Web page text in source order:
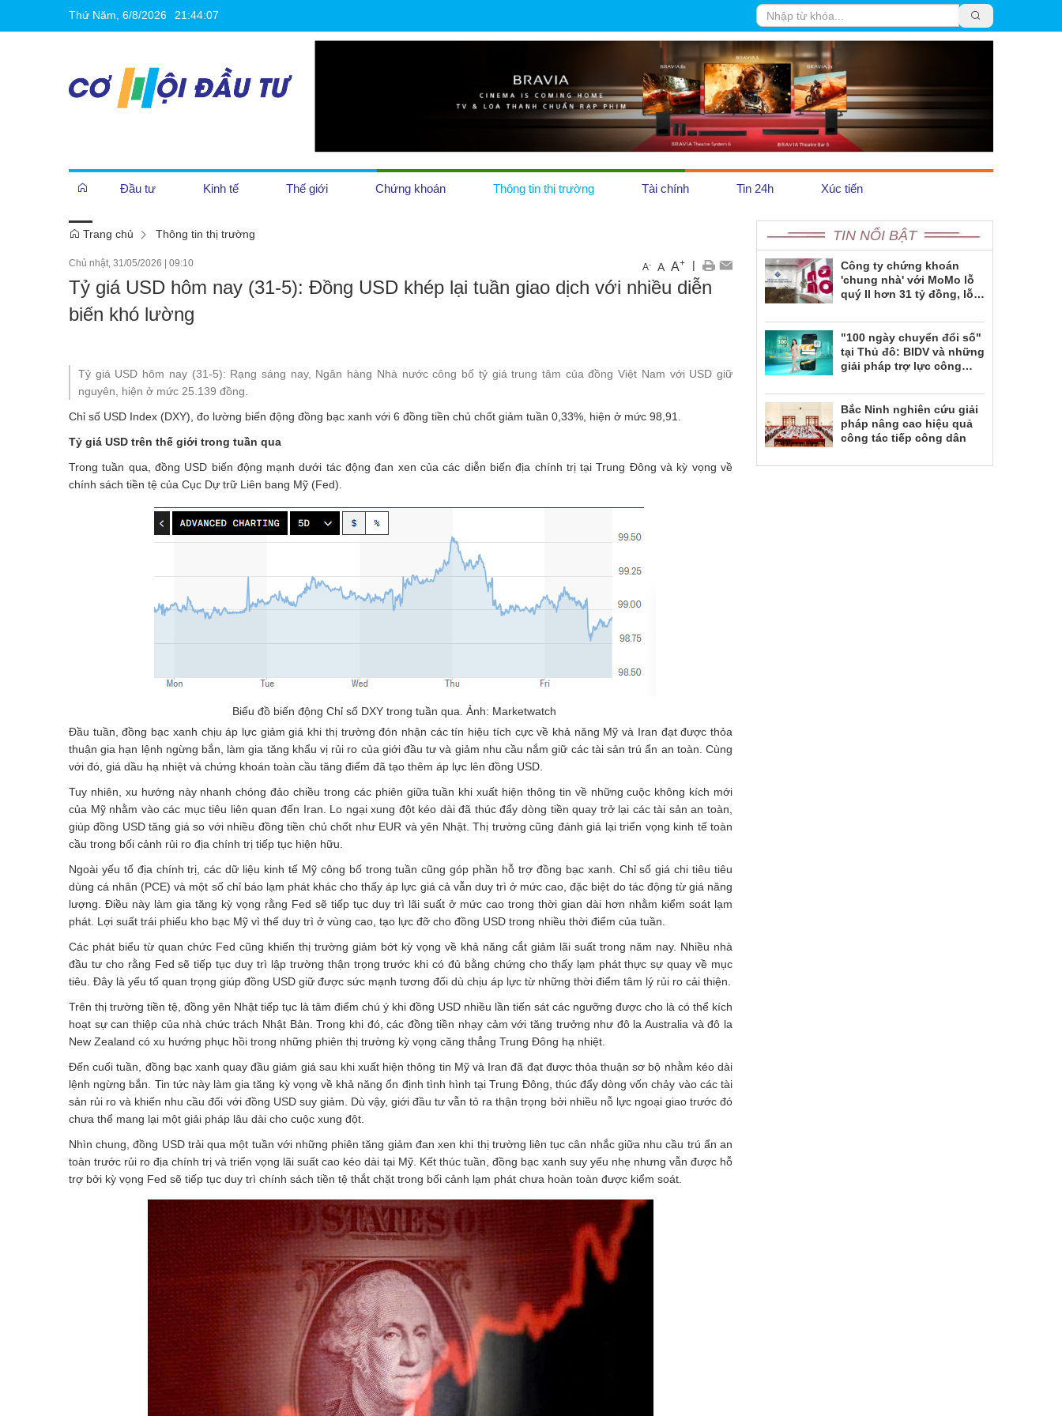
Thứ Năm, 6/8/2026 21 :44:07
Đầu tư
Cần biết
Khởi nghiệp
Kinh tế Thế giới Chứng khoán Thông tin thị trường
Tiền tệ
Tài chính Tin 24h
Trái Đất Xanh
Emagazine
Xúc tiến
Pháp luật
Trang chủ Thông tin thị trường
Chủ nhật, 31/05/2026 09:10 A- A A+ |
Tỷ giá USD hôm nay (31-5): Đồng USD khép lại tuần giao dịch với nhiều diễn
biến khó lường
Tỷ giá USD hôm nay (31-5): Rạng sáng nay, Ngân hàng Nhà nước công bố tỷ giá trung tâm của đồng Việt Nam với USD giữ
nguyên, hiện ở mức 25.139 đồng.
Chỉ số USD Index (DXY), đo lường biến động đồng bạc xanh với 6 đồng tiền chủ chốt giảm tuần 0,33%, hiện ở mức 98,91.
Tỷ giá USD trên thế giới trong tuần qua
Trong tuần qua, đồng USD biến động mạnh dưới tác động đan xen của các diễn biến địa chính trị tại Trung Đông và kỳ vọng về
chính sách tiền tệ của Cục Dự trữ Liên bang Mỹ (Fed).
Biểu đồ biến động Chỉ số DXY trong tuần qua. Ảnh: Marketwatch
Đầu tuần, đồng bạc xanh chịu áp lực giảm giá khi thị trường đón nhận các tín hiệu tích cực về khả năng Mỹ và Iran đạt được thỏa
thuận gia hạn lệnh ngừng bắn, làm gia tăng khẩu vị rủi ro của giới đầu tư và giảm nhu cầu nắm giữ các tài sản trú ẩn an toàn. Cùng
với đó, giá dầu hạ nhiệt và chứng khoán toàn cầu tăng điểm đã tạo thêm áp lực lên đồng USD.
Tuy nhiên, xu hướng này nhanh chóng đảo chiều trong các phiên giữa tuần khi xuất hiện thông tin về những cuộc không kích mới
của Mỹ nhằm vào các mục tiêu liên quan đến Iran. Lo ngại xung đột kéo dài đã thúc đẩy dòng tiền quay trở lại các tài sản an toàn,
giúp đồng USD tăng giá so với nhiều đồng tiền chủ chốt như EUR và yên Nhật. Thị trường cũng đánh giá lại triển vọng kinh tế toàn
cầu trong bối cảnh rủi ro địa chính trị tiếp tục hiện hữu.
Ngoài yếu tố địa chính trị, các dữ liệu kinh tế Mỹ công bố trong tuần cũng góp phần hỗ trợ đồng bạc xanh. Chỉ số giá chi tiêu tiêu
dùng cá nhân (PCE) và một số chỉ báo lạm phát khác cho thấy áp lực giá cả vẫn duy trì ở mức cao, đặc biệt do tác động từ giá năng
lượng. Điều này làm gia tăng kỳ vọng rằng Fed sẽ tiếp tục duy trì lãi suất ở mức cao trong thời gian dài hơn nhằm kiểm soát lạm
phát. Lợi suất trái phiếu kho bạc Mỹ vì thế duy trì ở vùng cao, tạo lực đỡ cho đồng USD trong nhiều thời điểm của tuần.
Các phát biểu từ quan chức Fed cũng khiến thị trường giảm bớt kỳ vọng về khả năng cắt giảm lãi suất trong năm nay. Nhiều nhà
đầu tư cho rằng Fed sẽ tiếp tục duy trì lập trường thận trọng trước khi có đủ bằng chứng cho thấy lạm phát thực sự quay về mục
tiêu. Đây là yếu tố quan trọng giúp đồng USD giữ được sức mạnh tương đối dù chịu áp lực từ những thời điểm tâm lý rủi ro cải thiện.
Trên thị trường tiền tệ, đồng yên Nhật tiếp tục là tâm điểm chú ý khi đồng USD nhiều lần tiến sát các ngưỡng được cho là có thể kích
hoạt sự can thiệp của nhà chức trách Nhật Bản. Trong khi đó, các đồng tiền nhạy cảm với tăng trưởng như đô la Australia và đô la
New Zealand có xu hướng phục hồi trong những phiên thị trường kỳ vọng căng thẳng Trung Đông hạ nhiệt.
Đến cuối tuần, đồng bạc xanh quay đầu giảm giá sau khi xuất hiện thông tin Mỹ và Iran đã đạt được thỏa thuận sơ bộ nhằm kéo dài
lệnh ngừng bắn. Tin tức này làm gia tăng kỳ vọng về khả năng ổn định tình hình tại Trung Đông, thúc đẩy dòng vốn chảy vào các tài
sản rủi ro và khiến nhu cầu đối với đồng USD suy giảm. Dù vậy, giới đầu tư vẫn tỏ ra thận trọng bởi nhiều nỗ lực ngoại giao trước đó
chưa thể mang lại một giải pháp lâu dài cho cuộc xung đột.
Nhìn chung, đồng USD trải qua một tuần với những phiên tăng giảm đan xen khi thị trường liên tục cân nhắc giữa nhu cầu trú ẩn an
toàn trước rủi ro địa chính trị và triển vọng lãi suất cao kéo dài tại Mỹ. Kết thúc tuần, đồng bạc xanh suy yếu nhẹ nhưng vẫn được hỗ
trợ bởi kỳ vọng Fed sẽ tiếp tục duy trì chính sách tiền tệ thắt chặt trong bối cảnh lạm phát chưa hoàn toàn được kiểm soát.
TIN NỔI BẬT
Công ty chứng khoán
'chung nhà' với MoMo lỗ
quý II hơn 31 tỷ đồng, lỗ
"100 ngày chuyển đổi số"
tại Thủ đô: BIDV và những
giải pháp trợ lực công
Bắc Ninh nghiên cứu giải
pháp nâng cao hiệu quả
công tác tiếp công dân